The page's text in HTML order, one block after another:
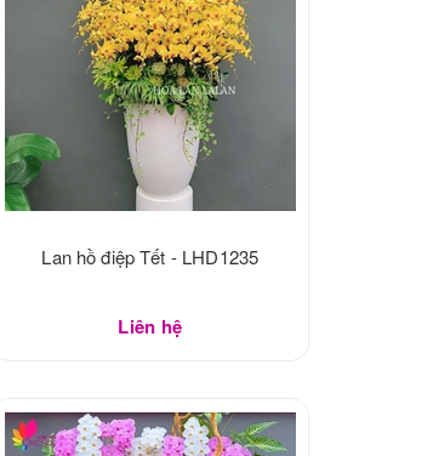
Lan hồ điệp Tết - LHD1235
Liên hệ